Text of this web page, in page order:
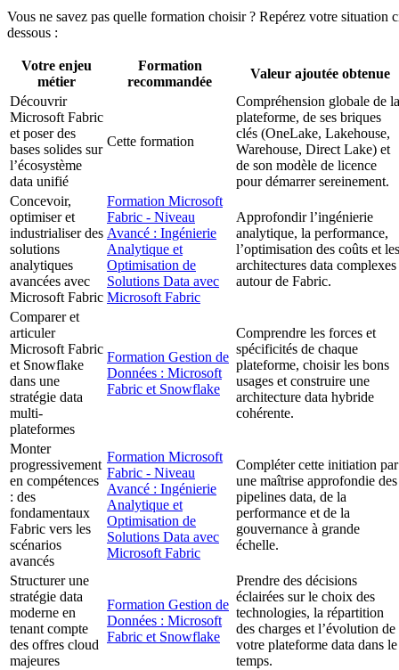
Vous ne savez pas quelle formation choisir ? Repérez votre situation
dessous :
Votre enjeu
métier
Formation
recommandée
Valeur ajoutée obtenue
Découvrir
Microsoft Fabric
et poser des
bases solides sur
l’écosystème
data unifié
Cette formation
Compréhension globale de la
plateforme, de ses briques
clés (OneLake, Lakehouse,
Warehouse, Direct Lake) et
de son modèle de licence
pour démarrer sereinement.
Concevoir,
optimiser et
industrialiser des
solutions
analytiques
avancées avec
Microsoft Fabric
Formation Microsoft
Fabric - Niveau
Avancé : Ingénierie
Analytique et
Optimisation de
Solutions Data avec
Microsoft Fabric
Approfondir l’ingénierie
analytique, la performance,
l’optimisation des coûts et les
architectures data complexes
autour de Fabric.
Comparer et
articuler
Microsoft Fabric
et Snowflake
dans une
stratégie data
multi-
plateformes
Formation Gestion de
Données : Microsoft
Fabric et Snowflake
Comprendre les forces et
spécificités de chaque
plateforme, choisir les bons
usages et construire une
architecture data hybride
cohérente.
Monter
progressivement
en compétences
: des
fondamentaux
Fabric vers les
scénarios
avancés
Formation Microsoft
Fabric - Niveau
Avancé : Ingénierie
Analytique et
Optimisation de
Solutions Data avec
Microsoft Fabric
Compléter cette initiation par
une maîtrise approfondie des
pipelines data, de la
performance et de la
gouvernance à grande
échelle.
Structurer une
stratégie data
moderne en
tenant compte
des offres cloud
majeures
Formation Gestion de
Données : Microsoft
Fabric et Snowflake
Prendre des décisions
éclairées sur le choix des
technologies, la répartition
des charges et l’évolution de
votre plateforme data dans le
temps.